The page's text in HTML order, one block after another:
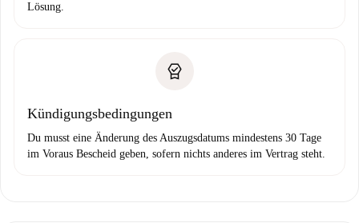
Lösung.
Kündigungsbedingungen
Du musst eine Änderung des Auszugsdatums mindestens 30 Tage
im Voraus Bescheid geben, sofern nichts anderes im Vertrag steht.